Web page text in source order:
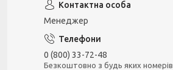
Менеджер
0 (800) 33-72-48
Безкоштовно з будь яких номерів